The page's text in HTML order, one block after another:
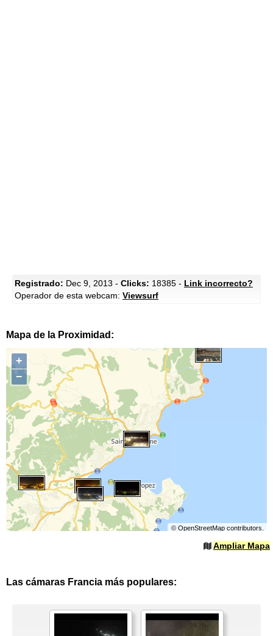
Registrado: Dec 9, 2013 - Clicks: 18385 - Link incorrecto?
Operador de esta webcam: Viewsurf
Mapa de la Proximidad:
+
−
© OpenStreetMapcontributors.
Ampliar Mapa
Las cámaras Francia más populares: